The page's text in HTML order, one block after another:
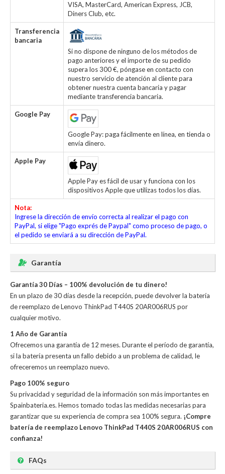
VISA, MasterCard, American Express, JCB,
Diners Club, etc.
Transferencia
bancaria
Si no dispone de ninguno de los métodos de
pago anteriores y el importe de su pedido
supera los 300 €, póngase en contacto con
nuestro servicio de atención al cliente para
obtener nuestra cuenta bancaria y pagar
mediante transferencia bancaria.
Google Pay
Google Pay: paga fácilmente en línea, en tienda o
envía dinero.
Apple Pay
Apple Pay es fácil de usar y funciona con los
dispositivos Apple que utilizas todos los días.
Nota:
Ingrese la dirección de envío correcta al realizar el pago con
PayPal, si elige "Pago exprés de Paypal" como proceso de pago, o
el pedido se enviará a su dirección de PayPal.
Garantía
Garantía 30 Días – 100% devolución de tu dinero!
En un plazo de 30 días desde la recepción, puede devolver la batería
de reemplazo de Lenovo ThinkPad T440S 20AR006RUS por
cualquier motivo.
1 Año de Garantía
Ofrecemos una garantía de 12 meses. Durante el período de garantía,
si la batería presenta un fallo debido a un problema de calidad, le
ofreceremos un reemplazo nuevo.
Pago 100% seguro
Su privacidad y seguridad de la información son más importantes en
Spainbateria.es. Hemos tomado todas las medidas necesarias para
garantizar que su experiencia de compra sea 100% segura. ¡Compre
batería de reemplazo Lenovo ThinkPad T440S 20AR006RUS con
confianza!
FAQs